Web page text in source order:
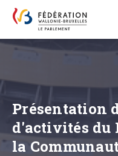
Présentation
d'activités du
la